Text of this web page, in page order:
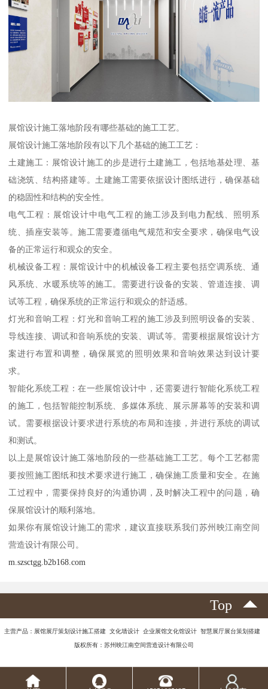
展馆设计施工落地阶段有哪些基础的施工工艺。
展馆设计施工落地阶段有以下几个基础的施工工艺：
土建施工：展馆设计施工的步是进行土建施工，包括地基处理、基
础浇筑、结构搭建等。土建施工需要依据设计图纸进行，确保基础
的稳固性和结构的安全性。
电气工程：展馆设计中电气工程的施工涉及到电力配线、照明系
统、插座安装等。施工需要遵循电气规范和安全要求，确保电气设
备的正常运行和观众的安全。
机械设备工程：展馆设计中的机械设备工程主要包括空调系统、通
风系统、水暖系统等的施工。需要进行设备的安装、管道连接、调
试等工程，确保系统的正常运行和观众的舒适感。
灯光和音响工程：灯光和音响工程的施工涉及到照明设备的安装、
导线连接、调试和音响系统的安装、调试等。需要根据展馆设计方
案进行布置和调整，确保展览的照明效果和音响效果达到设计要
求。
智能化系统工程：在一些展馆设计中，还需要进行智能化系统工程
的施工，包括智能控制系统、多媒体系统、展示屏幕等的安装和调
试。需要根据设计要求进行系统的布局和连接，并进行系统的调试
和测试。
以上是展馆设计施工落地阶段的一些基础施工工艺。每个工艺都需
要按照施工图纸和技术要求进行施工，确保施工质量和安全。在施
工过程中，需要保持良好的沟通协调，及时解决工程中的问题，确
保展馆设计的顺利落地。
如果你有展馆设计施工的需求，建议直接联系我们苏州映江南空间
营造设计有限公司。
m.szsctgg.b2b168.com
Top
主营产品：展馆展厅策划设计施工搭建 文化墙设计 企业展馆文化馆设计 智慧展厅展台策划搭建
版权所有：苏州映江南空间营造设计有限公司